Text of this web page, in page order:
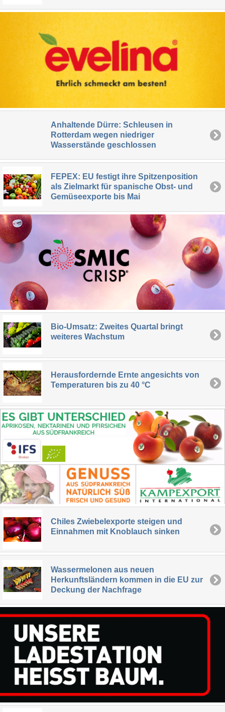
Anhaltende Dürre: Schleusen in
Rotterdam wegen niedriger
Wasserstände geschlossen
FEPEX: EU festigt ihre Spitzenposition
als Zielmarkt für spanische Obst- und
Gemüseexporte bis Mai
Bio-Umsatz: Zweites Quartal bringt
weiteres Wachstum
Herausfordernde Ernte angesichts von
Temperaturen bis zu 40 °C
Chiles Zwiebelexporte steigen und
Einnahmen mit Knoblauch sinken
Wassermelonen aus neuen
Herkunftsländern kommen in die EU zur
Deckung der Nachfrage